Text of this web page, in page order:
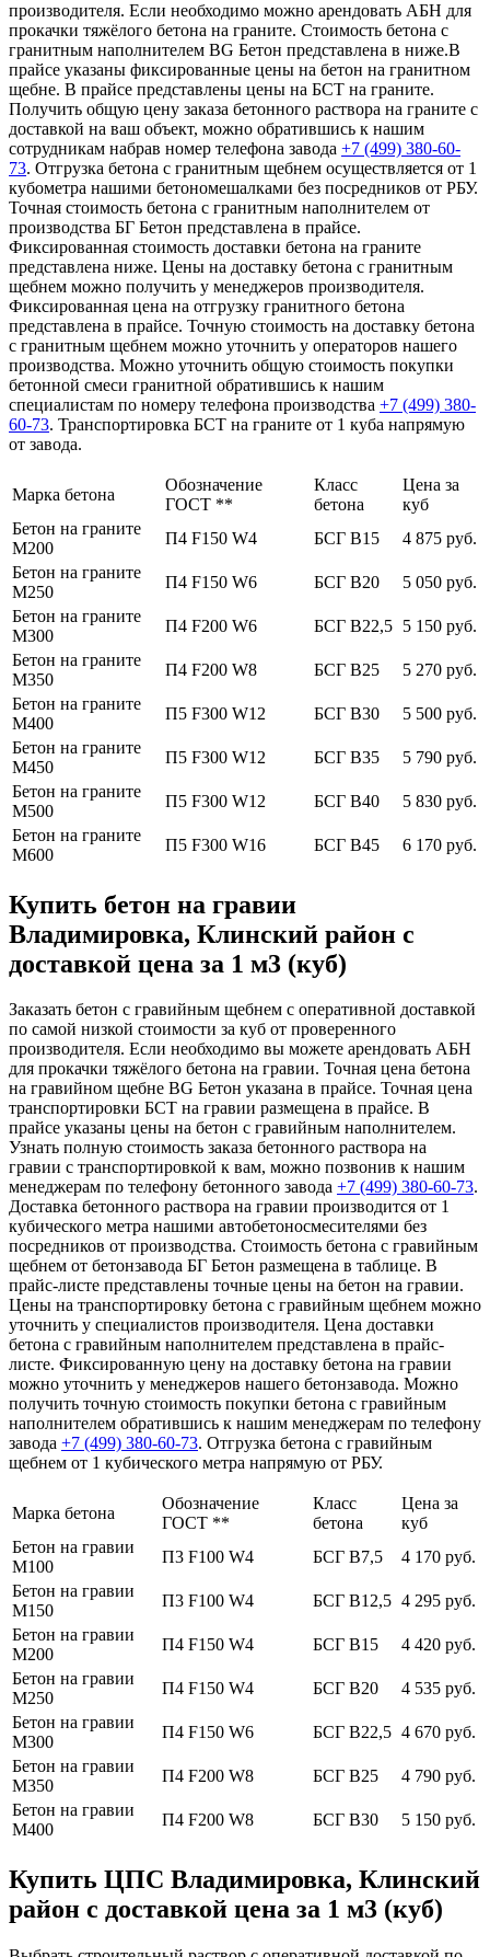
производителя. Если необходимо можно арендовать АБН для
прокачки тяжёлого бетона на граните. Стоимость бетона с
гранитным наполнителем BG Бетон представлена в ниже.В
прайсе указаны фиксированные цены на бетон на гранитном
щебне. В прайсе представлены цены на БСТ на граните.
Получить общую цену заказа бетонного раствора на граните с
доставкой на ваш объект, можно обратившись к нашим
сотрудникам набрав номер телефона завода +7 (499) 380-60-
73. Отгрузка бетона с гранитным щебнем осуществляется от 1
кубометра нашими бетономешалками без посредников от РБУ.
Точная стоимость бетона с гранитным наполнителем от
производства БГ Бетон представлена в прайсе.
Фиксированная стоимость доставки бетона на граните
представлена ниже. Цены на доставку бетона с гранитным
щебнем можно получить у менеджеров производителя.
Фиксированная цена на отгрузку гранитного бетона
представлена в прайсе. Точную стоимость на доставку бетона
с гранитным щебнем можно уточнить у операторов нашего
производства. Можно уточнить общую стоимость покупки
бетонной смеси гранитной обратившись к нашим
специалистам по номеру телефона производства +7 (499) 380-
60-73. Транспортировка БСТ на граните от 1 куба напрямую
от завода.
Марка бетона
Обозначение
ГОСТ **
Класс
бетона
Цена за
куб
Бетон на граните
М200
П4 F150 W4 БСГ В15
4 875 руб.
Бетон на граните
М250
П4 F150 W6 БСГ В20
5 050 руб.
Бетон на граните
М300
П4 F200 W6 БСГ В22,5 5 150 руб.
Бетон на граните
М350
П4 F200 W8 БСГ В25
5 270 руб.
Бетон на граните
М400
П5 F300 W12 БСГ В30
5 500 руб.
Бетон на граните
М450
П5 F300 W12 БСГ В35
5 790 руб.
Бетон на граните
М500
П5 F300 W12 БСГ В40
5 830 руб.
Бетон на граните
М600
П5 F300 W16 БСГ В45 6 170 руб.
Купить бетон на гравии
Владимировка, Клинский район с
доставкой цена за 1 м3 (куб)
Заказать бетон с гравийным щебнем с оперативной доставкой
по самой низкой стоимости за куб от проверенного
производителя. Если необходимо вы можете арендовать АБН
для прокачки тяжёлого бетона на гравии. Точная цена бетона
на гравийном щебне BG Бетон указана в прайсе. Точная цена
транспортировки БСТ на гравии размещена в прайсе. В
прайсе указаны цены на бетон с гравийным наполнителем.
Узнать полную стоимость заказа бетонного раствора на
гравии с транспортировкой к вам, можно позвонив к нашим
менеджерам по телефону бетонного завода +7 (499) 380-60-73.
Доставка бетонного раствора на гравии производится от 1
кубического метра нашими автобетоносмесителями без
посредников от производства. Стоимость бетона с гравийным
щебнем от бетонзавода БГ Бетон размещена в таблице. В
прайс-листе представлены точные цены на бетон на гравии.
Цены на транспортировку бетона с гравийным щебнем можно
уточнить у специалистов производителя. Цена доставки
бетона с гравийным наполнителем представлена в прайс-
листе. Фиксированную цену на доставку бетона на гравии
можно уточнить у менеджеров нашего бетонзавода. Можно
получить точную стоимость покупки бетона с гравийным
наполнителем обратившись к нашим менеджерам по телефону
завода +7 (499) 380-60-73. Отгрузка бетона с гравийным
щебнем от 1 кубического метра напрямую от РБУ.
Марка бетона
Обозначение
ГОСТ **
Класс
бетона
Цена за
куб
Бетон на гравии
М100
П3 F100 W4 БСГ В7,5
4 170 руб.
Бетон на гравии
М150
П3 F100 W4 БСГ В12,5 4 295 руб.
Бетон на гравии
М200
П4 F150 W4 БСГ В15
4 420 руб.
Бетон на гравии
М250
П4 F150 W4 БСГ В20
4 535 руб.
Бетон на гравии
М300
П4 F150 W6 БСГ В22,5 4 670 руб.
Бетон на гравии
М350
П4 F200 W8 БСГ В25
4 790 руб.
Бетон на гравии
М400
П4 F200 W8 БСГ В30 5 150 руб.
Купить ЦПС Владимировка, Клинский
район с доставкой цена за 1 м3 (куб)